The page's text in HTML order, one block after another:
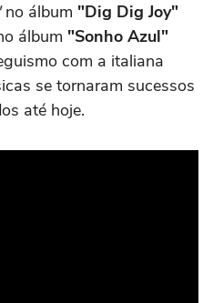
no álbum "Dig Dig Joy"
álbum "Sonho Azul"
com a italiana
se tornaram sucessos
até hoje.